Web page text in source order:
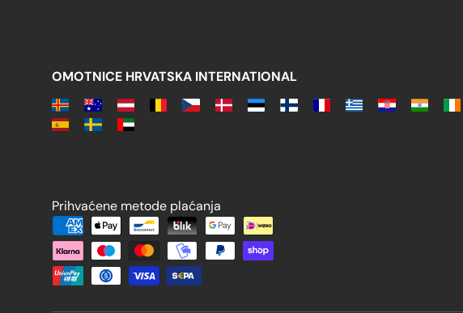
OMOTNICE HRVATSKA INTERNATIONAL
Prihvaćene metode plaćanja
Prihvaćene metode plaćanja